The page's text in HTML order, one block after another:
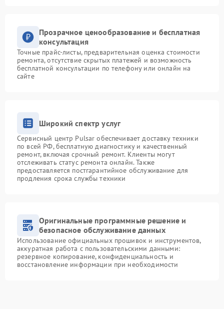
Прозрачное ценообразование и бесплатная
консультация
Точные прайс-листы, предварительная оценка стоимости
ремонта, отсутствие скрытых платежей и возможность
бесплатной консультации по телефону или онлайн на
сайте
Широкий спектр услуг
Сервисный центр Pulsar обеспечивает доставку техники
по всей РФ, бесплатную диагностику и качественный
ремонт, включая срочный ремонт. Клиенты могут
отслеживать статус ремонта онлайн. Также
предоставляется постгарантийное обслуживание для
продления срока службы техники
Оригинальные программные решение и
безопасное обслуживание данных
Использование официальных прошивок и инструментов,
аккуратная работа с пользовательскими данными:
резервное копирование, конфиденциальность и
восстановление информации при необходимости